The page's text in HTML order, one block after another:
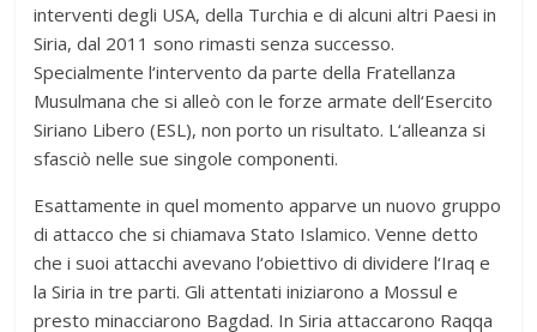
interventi degli USA, della Turchia e di alcuni altri Paesi in
Siria, dal 2011 sono rimasti senza successo.
Specialmente l‘intervento da parte della Fratellanza
Musulmana che si alleò con le forze armate dell‘Esercito
Siriano Libero (ESL), non porto un risultato. L‘alleanza si
sfasciò nelle sue singole componenti.
Esattamente in quel momento apparve un nuovo gruppo
di attacco che si chiamava Stato Islamico. Venne detto
che i suoi attacchi avevano l‘obiettivo di dividere l‘Iraq e
la Siria in tre parti. Gli attentati iniziarono a Mossul e
presto minacciarono Bagdad. In Siria attaccarono Raqqa